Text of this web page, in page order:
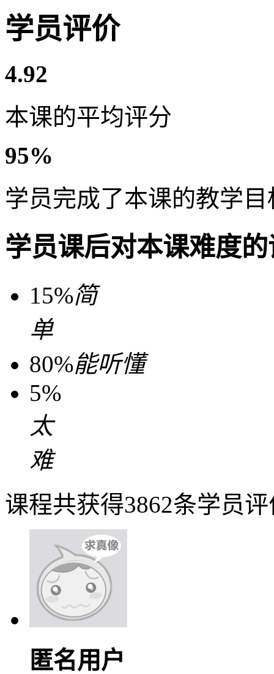
学员评价
4.92
本课的平均评分
95%
学员完成了本课的教学目
学员课后对本课难度
15%简
单
80%能听懂
5%
太
难
课程共获得3862条学员
匿名用户